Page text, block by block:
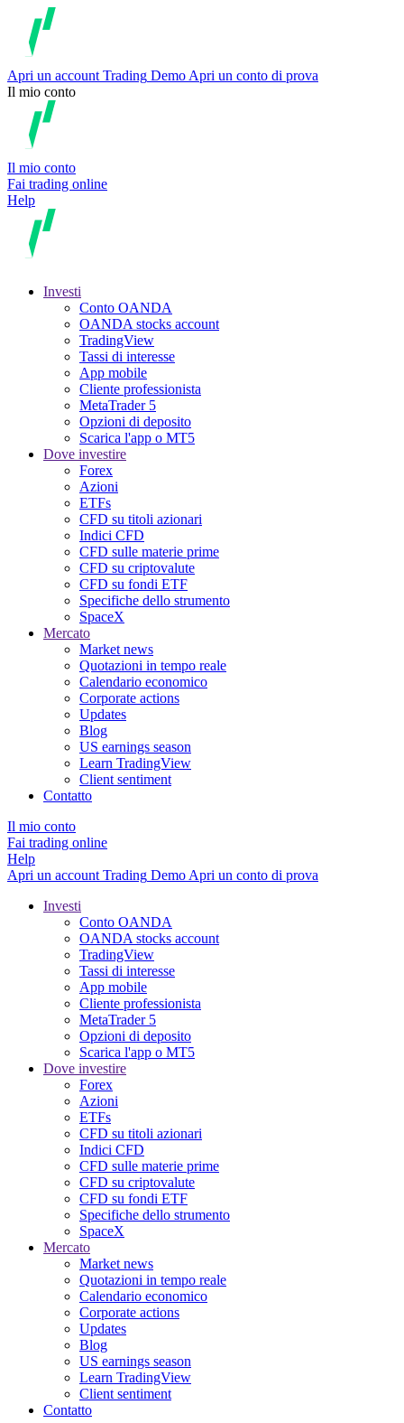
Apri un account Trading Demo Apri un conto di prova
Il mio conto
Il mio conto
Fai trading online
Help
Investi
Conto OANDA
OANDA stocks account
TradingView
Tassi di interesse
App mobile
Cliente professionista
MetaTrader 5
Opzioni di deposito
Scarica l'app o MT5
Dove investire
Forex
Azioni
ETFs
CFD su titoli azionari
Indici CFD
CFD sulle materie prime
CFD su criptovalute
CFD su fondi ETF
Specifiche dello strumento
SpaceX
Mercato
Market news
Quotazioni in tempo reale
Calendario economico
Corporate actions
Updates
Blog
US earnings season
Learn TradingView
Client sentiment
Contatto
Il mio conto
Fai trading online
Help
Apri un account Trading Demo Apri un conto di prova
Investi
Conto OANDA
OANDA stocks account
TradingView
Tassi di interesse
App mobile
Cliente professionista
MetaTrader 5
Opzioni di deposito
Scarica l'app o MT5
Dove investire
Forex
Azioni
ETFs
CFD su titoli azionari
Indici CFD
CFD sulle materie prime
CFD su criptovalute
CFD su fondi ETF
Specifiche dello strumento
SpaceX
Mercato
Market news
Quotazioni in tempo reale
Calendario economico
Corporate actions
Updates
Blog
US earnings season
Learn TradingView
Client sentiment
Contatto